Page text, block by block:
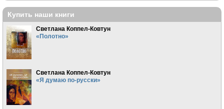
Купить наши книги
Светлана Коппел-Ковтун
«Полотно»
Светлана Коппел-Ковтун
«Я думаю по-русски»